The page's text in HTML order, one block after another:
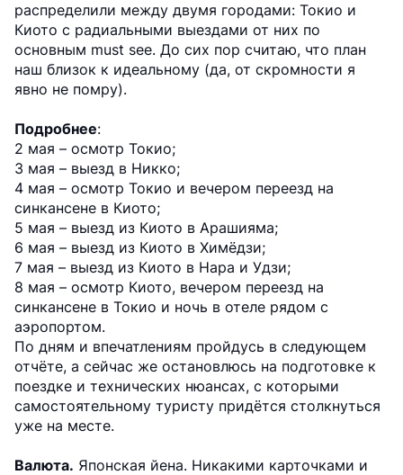
распределили между двумя городами: Токио и
Киото с радиальными выездами от них по
основным must see. До сих пор считаю, что план
наш близок к идеальному (да, от скромности я
явно не помру).
Подробнее:
2 мая – осмотр Токио;
3 мая – выезд в Никко;
4 мая – осмотр Токио и вечером переезд на
синкансене в Киото;
5 мая – выезд из Киото в Арашияма;
6 мая – выезд из Киото в Химёдзи;
7 мая – выезд из Киото в Нара и Удзи;
8 мая – осмотр Киото, вечером переезд на
синкансене в Токио и ночь в отеле рядом с
аэропортом.
По дням и впечатлениям пройдусь в следующем
отчёте, а сейчас же остановлюсь на подготовке к
поездке и технических нюансах, с которыми
самостоятельному туристу придётся столкнуться
уже на месте.
Валюта. Японская йена. Никакими карточками и